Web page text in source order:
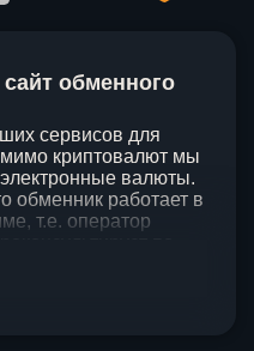
обменного
сервисов для
криптовалют мы
валюты.
обменник работает в
т.е. оператор
проводить обмены